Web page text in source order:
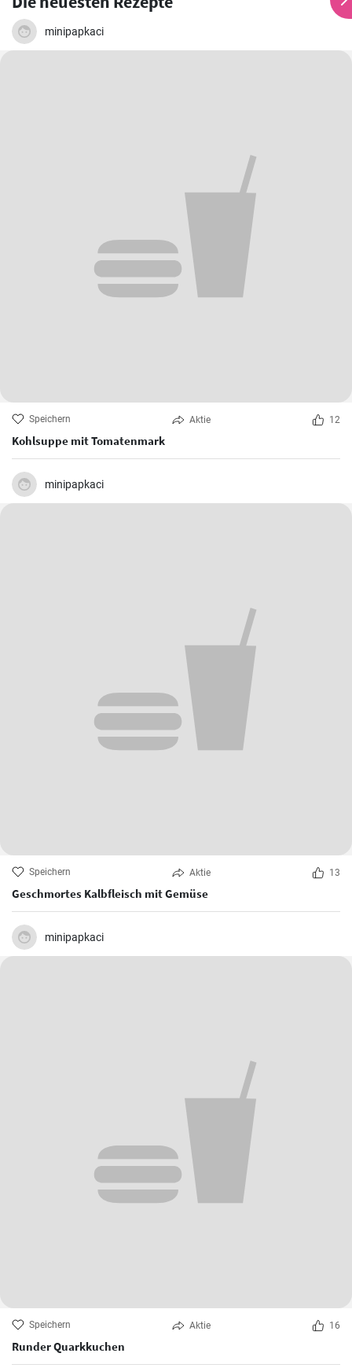
minipapkaci
Speichern Aktie 12
Kohlsuppe mit Tomatenmark
minipapkaci
Speichern Aktie 13
Geschmortes Kalbfleisch mit Gemüse
minipapkaci
Speichern Aktie 16
Runder Quarkkuchen